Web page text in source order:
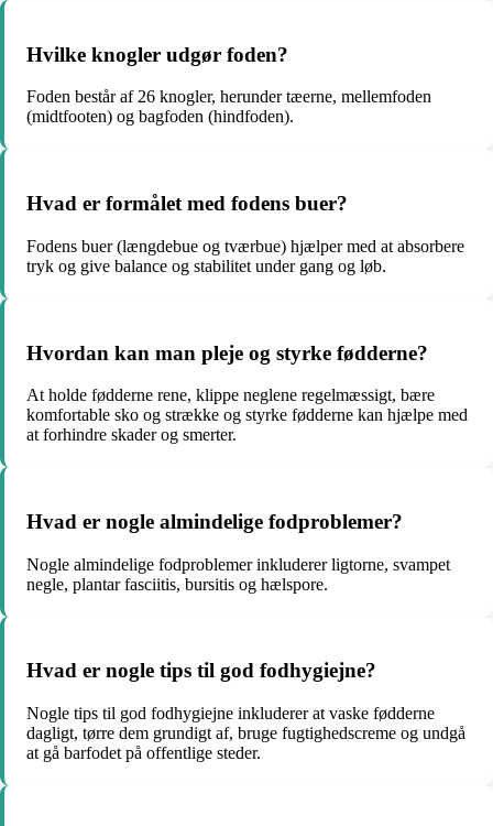
Hvilke knogler udgør foden?
Foden består af 26 knogler, herunder tæerne, mellemfoden
(midtfooten) og bagfoden (hindfoden).
Hvad er formålet med fodens buer?
Fodens buer (længdebue og tværbue) hjælper med at absorbere
tryk og give balance og stabilitet under gang og løb.
Hvordan kan man pleje og styrke fødderne?
At holde fødderne rene, klippe neglene regelmæssigt, bære
komfortable sko og strække og styrke fødderne kan hjælpe med
at forhindre skader og smerter.
Hvad er nogle almindelige fodproblemer?
Nogle almindelige fodproblemer inkluderer ligtorne, svampet
negle, plantar fasciitis, bursitis og hælspore.
Hvad er nogle tips til god fodhygiejne?
Nogle tips til god fodhygiejne inkluderer at vaske fødderne
dagligt, tørre dem grundigt af, bruge fugtighedscreme og undgå
at gå barfodet på offentlige steder.